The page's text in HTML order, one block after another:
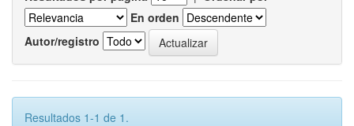
En orden
Autor/registro
Resultados 1-1 de 1.